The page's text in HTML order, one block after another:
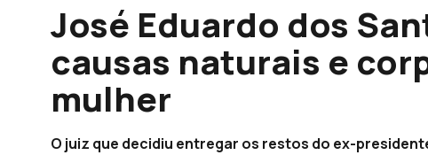
José Eduardo dos
causas naturais e
mulher
O juiz que decidiu entregar os restos do ex-